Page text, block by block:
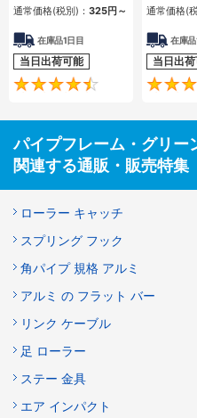
通常価格(税別)： 325円 ～
在庫品1日目
当日出荷可能
ス）
通常価格(
在庫
当日出
パイプフレーム・グリー
関連する通販・販売特集
ローラー キャッチ
スプリング フック
角パイプ 規格 アルミ
アルミ の フラット バー
リンク ケーブル
足 ローラー
ステー 金具
エア インパクト